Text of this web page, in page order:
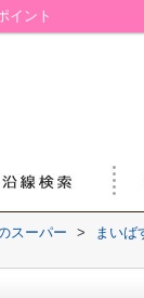
イント
スーパー > まいば